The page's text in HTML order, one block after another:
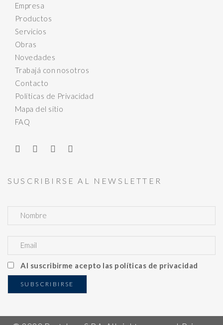
Empresa
Productos
Servicios
Obras
Novedades
Trabajá con nosotros
Contacto
Políticas de Privacidad
Mapa del sitio
FAQ
SUSCRIBIRSE AL NEWSLETTER
Al suscribirme acepto las políticas de privacidad